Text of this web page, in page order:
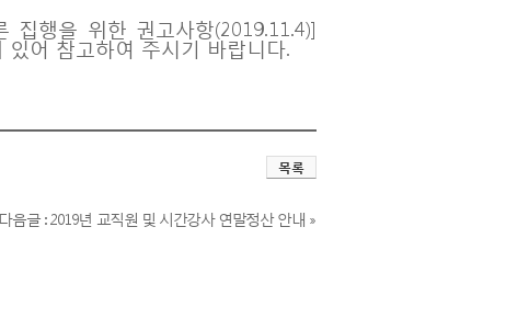
행을 위한 권고사항(2019.11.4)]
어 참고하여 주시기 바랍니다.
목록
다음글 : 2019년 교직원 및 시간강사 연말정산 안내 »